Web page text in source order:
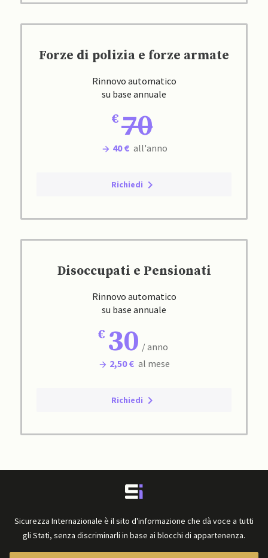
Forze di polizia e forze armate
Rinnovo automatico
su base annuale
70
40 € all'anno
Richiedi
Disoccupati e Pensionati
Rinnovo automatico
su base annuale
30 / anno
2,50 € al mese
Richiedi
Sicurezza Internazionale è il sito d'informazione che dà voce a tutti
gli Stati, senza discriminarli in base ai blocchi di appartenenza.